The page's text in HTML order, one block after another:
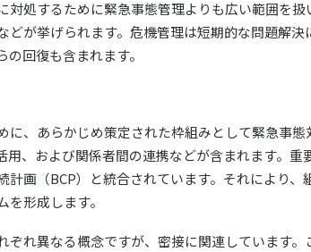
処するために緊急事態管理よりも広い範囲を扱
が挙げられます。危機管理は短期的な問題解決
回復も含まれます。
、あらかじめ策定された枠組みとして緊急事態
、および関係者間の連携などが含まれます。重
画（BCP）と統合されています。それにより、
形成します。
れ異なる概念ですが、密接に関連しています。